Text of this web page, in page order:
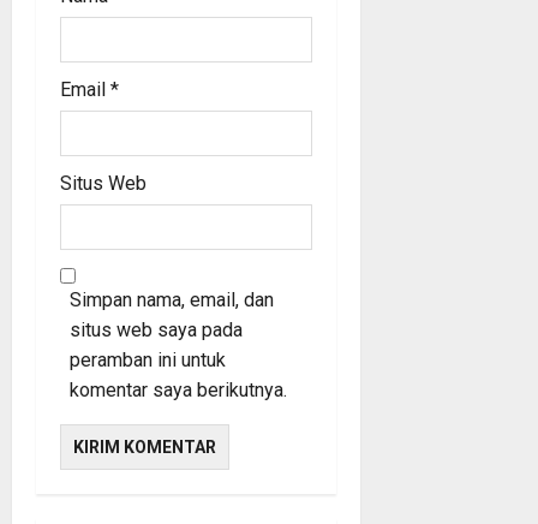
Email *
Situs Web
Simpan nama, email, dan
situs web saya pada
peramban ini untuk
komentar saya berikutnya.